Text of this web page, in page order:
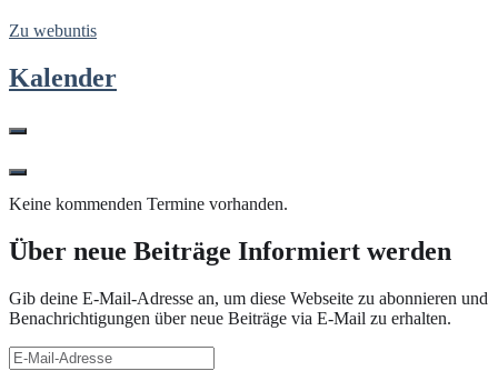
Zu webuntis
Kalender
Keine kommenden Termine vorhanden.
Über neue Beiträge Informiert werden
Gib deine E-Mail-Adresse an, um diese Webseite zu abonnieren und
Benachrichtigungen über neue Beiträge via E-Mail zu erhalten.
E-